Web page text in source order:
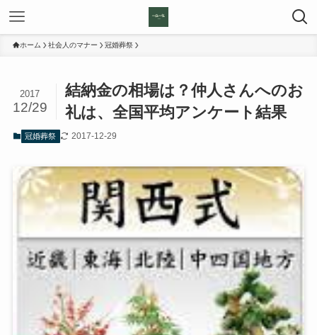
ホーム 社会人のマナー 冠婚葬祭
結納金の相場は？仲人さんへのお
礼は、全国平均アンケート結果
2017
12/29
冠婚葬祭 2017-12-29